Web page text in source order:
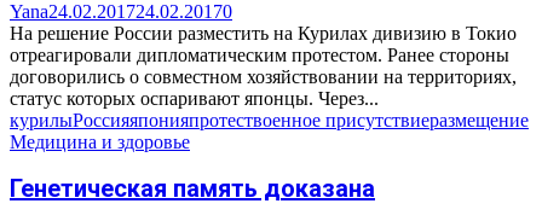
Yana24.02.201724.02.20170
На решение России разместить на Курилах дивизию в Токио
отреагировали дипломатическим протестом. Ранее стороны
договорились о совместном хозяйствовании на территориях,
статус которых оспаривают японцы. Через...
курилыРоссияяпонияпротествоенное присутствиеразмещение
Медицина и здоровье
Генетическая память доказана